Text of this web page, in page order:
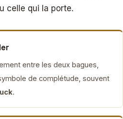
celle qui la porte.
entre les deux bagues,
de complétude, souvent
.